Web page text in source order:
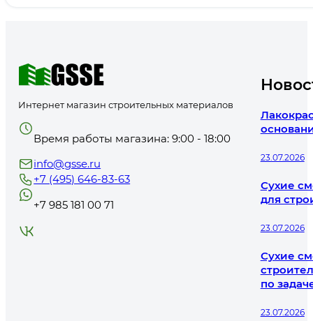
Интернет магазин строительных материалов
Время работы магазина: 9:00 - 18:00
info@gsse.ru
+7 (495) 646-83-63
+7 985 181 00 71
23.07.2026
Сухие
для
23.07.2026
Сухие
по
23.07.2026